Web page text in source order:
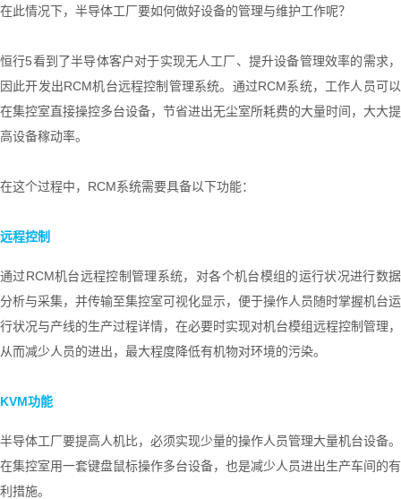
在此情况下，半导体工厂要如何做好设备的管理与维护工作呢？
恒行5看到了半导体客户对于实现无人工厂、提升设备管理效率的需求，
因此开发出RCM机台远程控制管理系统。通过RCM系统，工作人员可以
在集控室直接操控多台设备，节省进出无尘室所耗费的大量时间，大大提
高设备稼动率。
在这个过程中， RCM系统需要具备以下功能：
远程控制
通过RCM机台远程控制管理系统，对各个机台模组的运行状况进行数据
分析与采集，并传输至集控室可视化显示，便于操作人员随时掌握机台运
行状况与产线的生产过程详情，在必要时实现对机台模组远程控制管理，
从而减少人员的进出，最大程度降低有机物对环境的污染。
KVM功能
半导体工厂要提高人机比，必须实现少量的操作人员管理大量机台设备。
在集控室用一套键盘鼠标操作多台设备，也是减少人员进出生产车间的有
利措施。